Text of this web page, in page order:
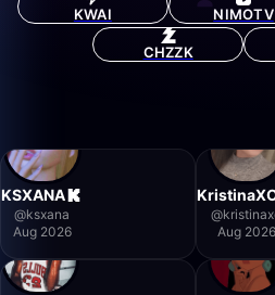
KWAI NIMOTV
CHZZK
KSXANA
@ksxana
Aug 2026
@
Aug 2026